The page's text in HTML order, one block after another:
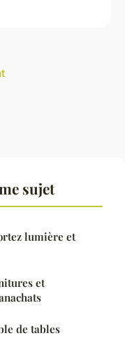
sujet
lumière et
et
de tables